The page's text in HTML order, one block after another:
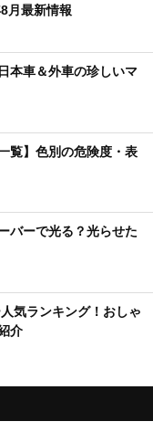
月最新情報
本車＆外車の珍しいマ
覧】色別の危険度・表
バーで光る？光らせた
気ランキング！おしゃ
介